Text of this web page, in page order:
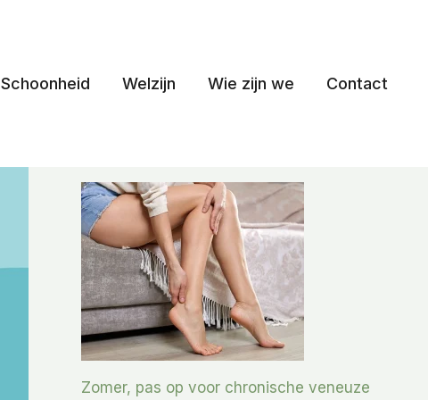
Schoonheid Welzijn Wie zijn we Contact
Zomer, pas op voor chronische veneuze